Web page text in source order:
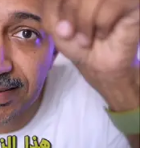
والتنسيق مع فريقك، يمكنك
هذه الظاهرة البيئية.
العواصف النيزكية (Meteor Storms)